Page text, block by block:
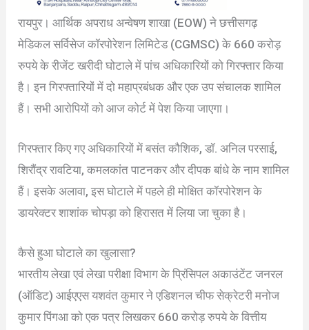
रायपुर। आर्थिक अपराध अन्वेषण शाखा (EOW) ने छत्तीसगढ़
मेडिकल सर्विसेज कॉरपोरेशन लिमिटेड (CGMSC) के 660 करोड़
रुपये के रीजेंट खरीदी घोटाले में पांच अधिकारियों को गिरफ्तार किया
है। इन गिरफ्तारियों में दो महाप्रबंधक और एक उप संचालक शामिल
हैं। सभी आरोपियों को आज कोर्ट में पेश किया जाएगा।
गिरफ्तार किए गए अधिकारियों में बसंत कौशिक, डॉ. अनिल परसाई,
शिरौंद्र रावटिया, कमलकांत पाटनकर और दीपक बांधे के नाम शामिल
हैं। इसके अलावा, इस घोटाले में पहले ही मोक्षित कॉरपोरेशन के
डायरेक्टर शाशांक चोपड़ा को हिरासत में लिया जा चुका है।
कैसे हुआ घोटाले का खुलासा?
भारतीय लेखा एवं लेखा परीक्षा विभाग के प्रिंसिपल अकाउंटेंट जनरल
(ऑडिट) आईएएस यशवंत कुमार ने एडिशनल चीफ सेक्रेटरी मनोज
कुमार पिंगआ को एक पत्र लिखकर 660 करोड़ रुपये के वित्तीय